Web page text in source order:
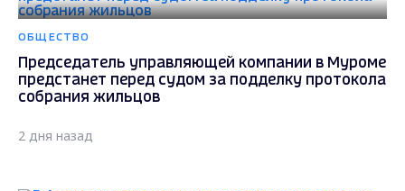
ОБЩЕСТВО
Председатель управляющей компании в Муроме
предстанет перед судом за подделку протокола
собрания жильцов
2 дня назад